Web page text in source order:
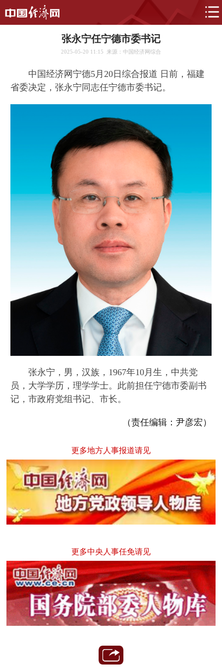
张永宁任宁德市委书记
2025-05-20 11:15 来源：中国经济网综合
中国经济网宁德5月20日综合报道 日前，福建
省委决定，张永宁同志任宁德市委书记。
张永宁，男，汉族，1967年10月生，中共党
员，大学学历，理学学士。此前担任宁德市委副书
记，市政府党组书记、市长。
（责任编辑：尹彦宏）
更多地方人事报道请见
更多中央人事任免请见